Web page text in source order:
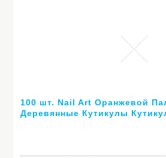
100 шт. Nail Art Оранжевой
Деревянные Кутикулы